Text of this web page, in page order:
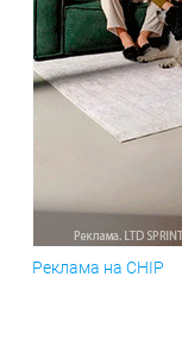
Реклама на CHIP